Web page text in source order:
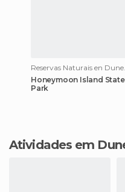
Honeymoon Island State
Park
Atividades em